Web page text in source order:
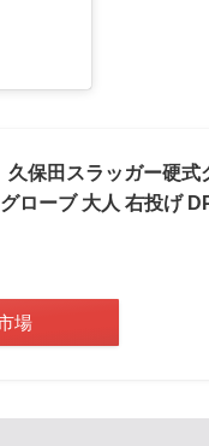
久保田スラッガー硬
ローブ 大人 右投げ
場